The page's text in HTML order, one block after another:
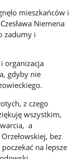
mieszkańców i
Niemena
zadumy i
organizacja
gdyby nie
z czego
wszystkim,
a
bez
na lepsze